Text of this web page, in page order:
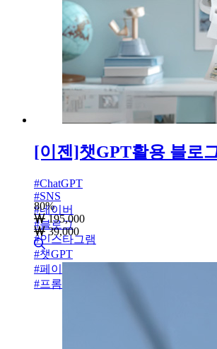
[이젠]챗GPT활용 블로
#ChatGPT
#SNS
#네이버
#블로그
#인스타그램
#챗GPT
#페이스북
#프롬프트
80%
195,000
39,000